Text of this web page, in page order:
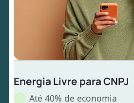
Energia Livre para CNPJ
Até 40% de economia